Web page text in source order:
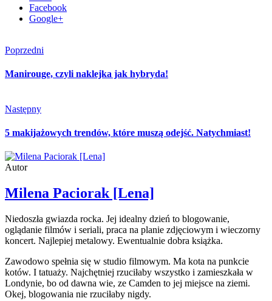
Facebook
Google+
Poprzedni
Manirouge, czyli naklejka jak hybryda!
Następny
5 makijażowych trendów, które muszą odejść. Natychmiast!
Autor
Milena Paciorak [Lena]
Niedoszła gwiazda rocka. Jej idealny dzień to blogowanie,
oglądanie filmów i seriali, praca na planie zdjęciowym i wieczorny
koncert. Najlepiej metalowy. Ewentualnie dobra książka.
Zawodowo spełnia się w studio filmowym. Ma kota na punkcie
kotów. I tatuaży. Najchętniej rzuciłaby wszystko i zamieszkała w
Londynie, bo od dawna wie, ze Camden to jej miejsce na ziemi.
Okej, blogowania nie rzuciłaby nigdy.